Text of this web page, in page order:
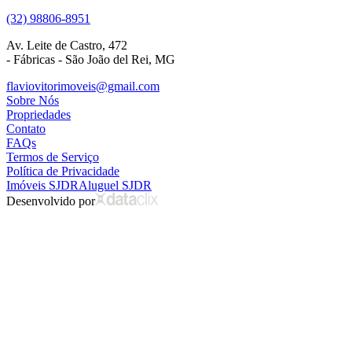
(32) 98806-8951
Av. Leite de Castro, 472
- Fábricas - São João del Rei, MG
flaviovitorimoveis@gmail.com
Sobre Nós
Propriedades
Contato
FAQs
Termos de Serviço
Política de Privacidade
Imóveis SJDRAluguel SJDR
Desenvolvido por